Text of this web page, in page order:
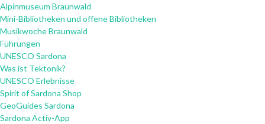
Alpinmuseum Braunwald
Mini-Bibliotheken und offene Bibliotheken
Musikwoche Braunwald
Führungen
UNESCO Sardona
Was ist Tektonik?
UNESCO Erlebnisse
Spirit of Sardona Shop
GeoGuides Sardona
Sardona Activ-App